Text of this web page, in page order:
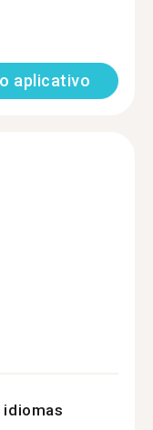
aplicativo